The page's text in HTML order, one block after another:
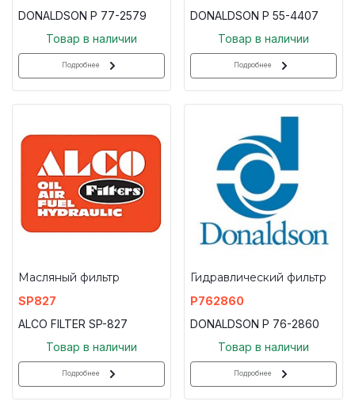
DONALDSON P 77-2579
Товар в наличии
Подробнее
DONALDSON P 55-4407
Товар в наличии
Подробнее
Масляный фильтр
SP827
ALCO FILTER SP-827
Товар в наличии
Подробнее
Гидравлический фильтр
P762860
DONALDSON P 76-2860
Товар в наличии
Подробнее